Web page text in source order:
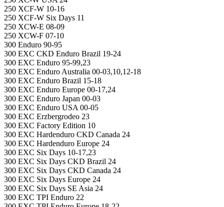
250 XCF-W 10-16
250 XCF-W Six Days 11
250 XCW-E 08-09
250 XCW-F 07-10
300 Enduro 90-95
300 EXC CKD Enduro Brazil 19-24
300 EXC Enduro 95-99,23
300 EXC Enduro Australia 00-03,10,12-18
300 EXC Enduro Brazil 15-18
300 EXC Enduro Europe 00-17,24
300 EXC Enduro Japan 00-03
300 EXC Enduro USA 00-05
300 EXC Erzbergrodeo 23
300 EXC Factory Edition 10
300 EXC Hardenduro CKD Canada 24
300 EXC Hardenduro Europe 24
300 EXC Six Days 10-17,23
300 EXC Six Days CKD Brazil 24
300 EXC Six Days CKD Canada 24
300 EXC Six Days Europe 24
300 EXC Six Days SE Asia 24
300 EXC TPI Enduro 22